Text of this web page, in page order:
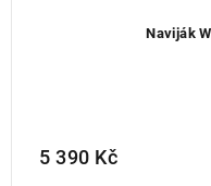
Naviják
5 390 Kč